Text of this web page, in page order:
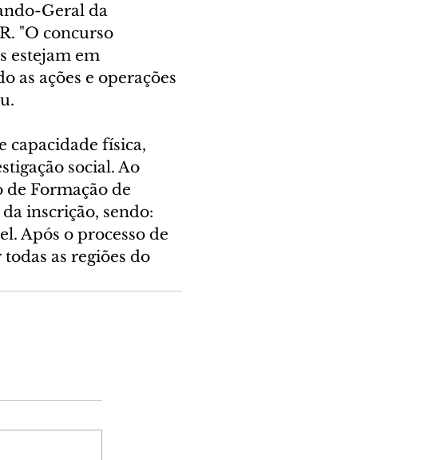
Geral da
"O concurso
estejam em
as ações e operações
capacidade física,
social. Ao
de Formação de
inscrição, sendo:
Após o processo de
as regiões do